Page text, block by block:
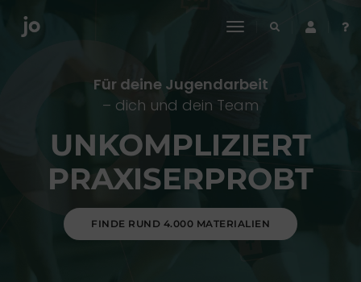
toggle
Für deine Jugendarbeit
– dich und dein Team
UNKOMPLIZIERT
PRAXISERPROBT
FINDE RUND 4.000 MATERIALIEN